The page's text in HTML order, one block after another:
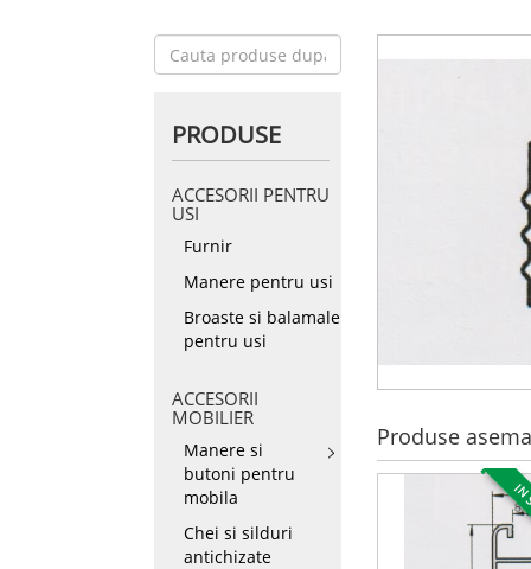
PRODUSE
ACCESORII PENTRU
USI
Furnir
Manere pentru usi
Broaste si balamale
pentru usi
ACCESORII
MOBILIER
Manere si
butoni pentru
mobila
Chei si silduri
antichizate
Produse
IN